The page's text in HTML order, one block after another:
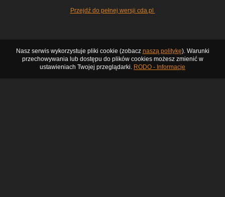
Przejdź do pełnej wersji cda.pl
Nasz serwis wykorzystuje pliki cookie (zobacz naszą politykę). Warunki
przechowywania lub dostępu do plików cookies możesz zmienić w
ustawieniach Twojej przeglądarki. RODO - Informacje